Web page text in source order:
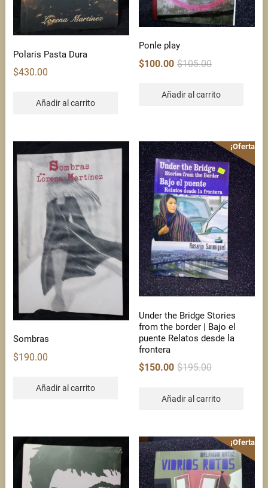
Polaris Pasta Dura
$430.00
Añadir al carrito
Ponle play
$105.00
$105.00.
$100.00
$100.00.
Añadir al carrito
Sombras
$190.00
Añadir al carrito
¡Oferta!
Under the Bridge Stories
from the border | Bajo el
puente Relatos desde la
frontera
$195.00
$195.00.
$150.00
$150.00.
Añadir al carrito
¡Oferta!